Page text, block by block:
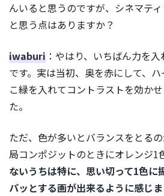
んいると思うのですが、シネマテ
と思う点はありますか？
iwaburi ：やはり、いちばん力を
です。実は当初、奥を赤にして、
こ緑を入れてコントラストを効か
た。
ただ、色が多いとバランスをとる
局コンポジットのときにオレンジ1
ないうちは特に、思い切って1色に
パッとする画が出来るように感じ